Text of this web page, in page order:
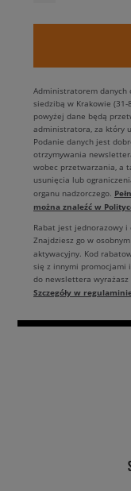
Administratorem danych
siedzibą w Krakowie
powyżej dane będą
administratora, za który
Podanie danych jest
otrzymywania
wobec przetwarzania, a
usunięcia lub
organu nadzorczego.
można znaleźć w
Rabat jest jednorazowy
Znajdziesz go w
aktywacyjny. Kod
się z innymi promocjami
do newslettera
Szczegóły w